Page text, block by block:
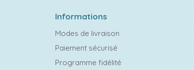
Informations
Modes de livraison
Paiement sécurisé
Programme fidélité